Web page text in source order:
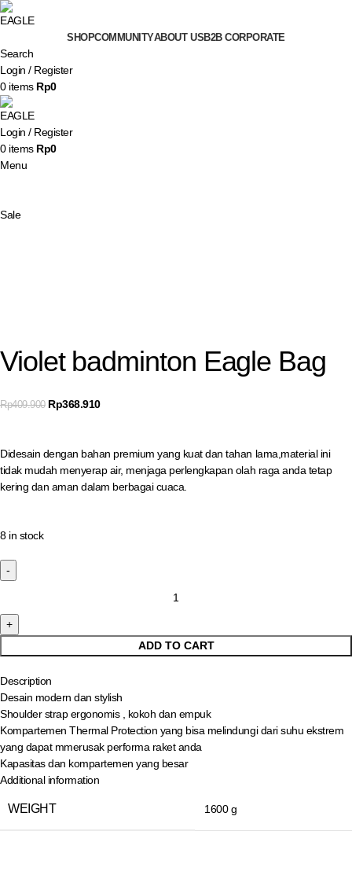
SHOPCOMMUNITYABOUT USB2B CORPORATE
Search
Login / Register
0 items Rp0
Login / Register
0 items Rp0
Menu
Sale
Violet badminton Eagle Bag
Rp409.900 Rp368.910
Didesain dengan bahan premium yang kuat dan tahan lama,material ini
tidak mudah menyerap air, menjaga perlengkapan olah raga anda tetap
kering dan aman dalam berbagai cuaca.
8 in stock
ADD TO CART
Description
Desain modern dan stylish
Shoulder strap ergonomis , kokoh dan empuk
Kompartemen Thermal Protection yang bisa melindungi dari suhu ekstrem
yang dapat mmerusak performa raket anda
Kapasitas dan kompartemen yang besar
Additional information
WEIGHT 1600 g